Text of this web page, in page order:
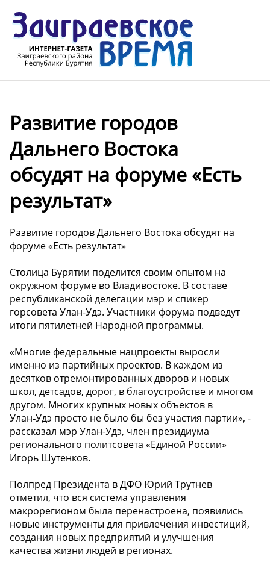
Развитие городов
Дальнего Востока
обсудят на форуме «Есть
результат»
Развитие городов Дальнего Востока обсудят на
форуме «Есть результат»
Столица Бурятии поделится своим опытом на
окружном форуме во Владивостоке. В составе
республиканской делегации мэр и спикер
горсовета Улан-Удэ. Участники форума подведут
итоги пятилетней Народной программы.
«Многие федеральные нацпроекты выросли
именно из партийных проектов. В каждом из
десятков отремонтированных дворов и новых
школ, детсадов, дорог, в благоустройстве и многом
другом. Многих крупных новых объектов в
Улан‑Удэ просто не было бы без участия партии», -
рассказал мэр Улан-Удэ, член президиума
регионального политсовета «Единой России»
Игорь Шутенков.
Полпред Президента в ДФО Юрий Трутнев
отметил, что вся система управления
макрорегионом была перенастроена, появились
новые инструменты для привлечения инвестиций,
создания новых предприятий и улучшения
качества жизни людей в регионах.